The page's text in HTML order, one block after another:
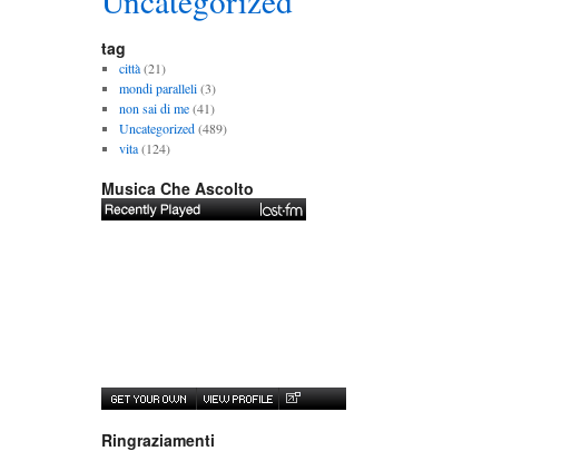
tag
città(21)
mondi paralleli(3)
non sai di me(41)
Uncategorized(489)
vita(124)
Musica Che Ascolto
Ringraziamenti